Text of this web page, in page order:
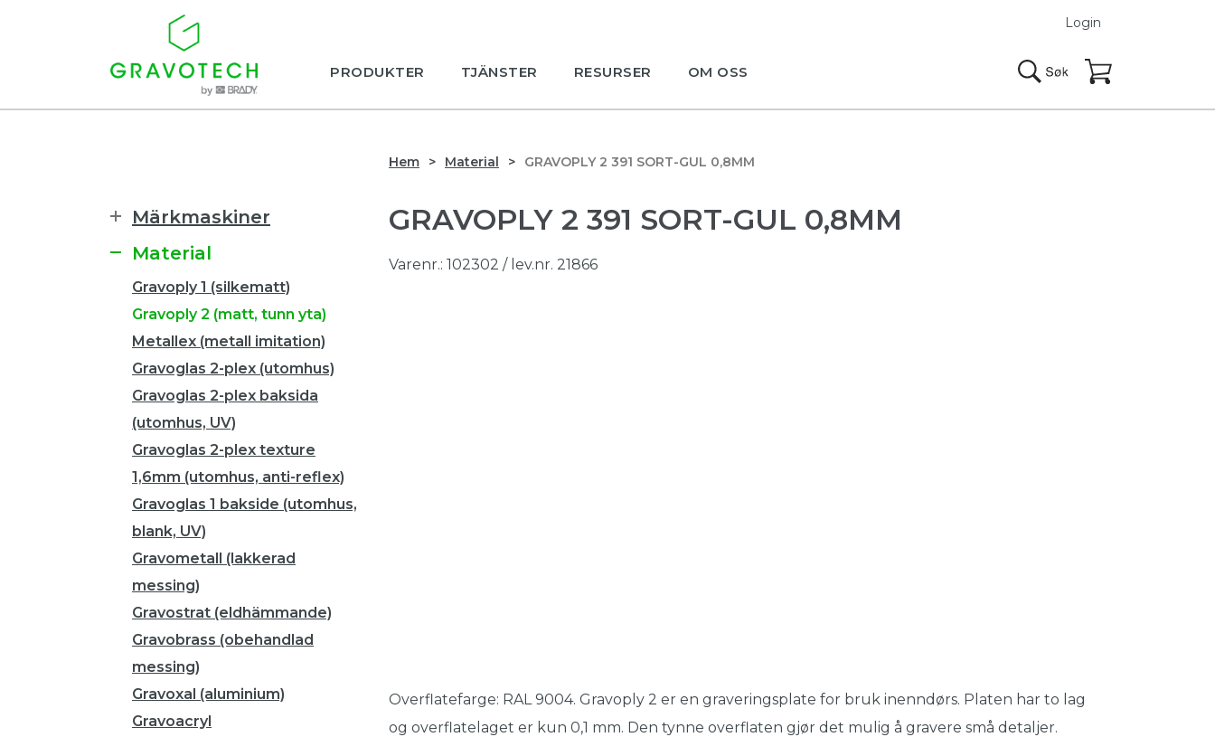
PRODUKTER TJÄNSTER RESURSER OM OSS
Login
Hem Material GRAVOPLY 2 391 SORT-GUL 0,8MM
GRAVOPLY 2 391 SORT-GUL 0,8MM
Varenr.: 102302 / lev.nr. 21866
Overflatefarge: RAL 9004. Gravoply 2 er en graveringsplate for bruk inenndørs. Platen har to lag
og overflatelaget er kun 0,1 mm. Den tynne overflaten gjør det mulig å gravere små detaljer.
Märkmaskiner
Material
Gravoply 1 (silkematt)
Gravoply 2 (matt, tunn yta)
Metallex (metall imitation)
Gravoglas 2-plex (utomhus)
Gravoglas 2-plex baksida
(utomhus, UV)
Gravoglas 2-plex texture
1,6mm (utomhus, anti-reflex)
Gravoglas 1 bakside (utomhus,
blank, UV)
Gravometall (lakkerad
messing)
Gravostrat (eldhämmande)
Gravobrass (obehandlad
messing)
Gravoxal (aluminium)
Gravoacryl